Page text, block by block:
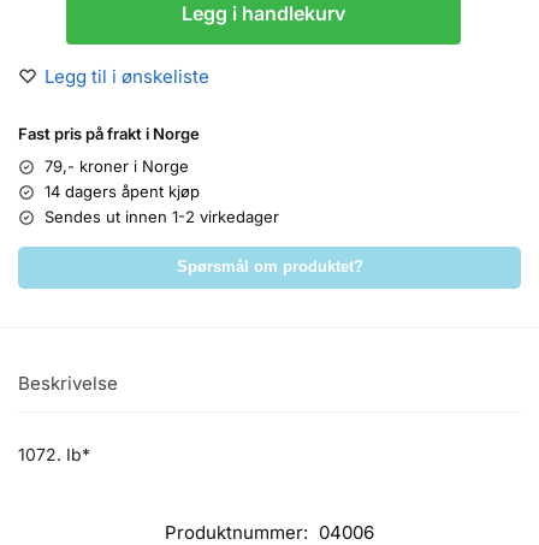
Legg i handlekurv
Legg til i ønskeliste
Fast pris på frakt i Norge
79,- kroner i Norge
14 dagers åpent kjøp
Sendes ut innen 1-2 virkedager
Spørsmål om produktet?
Beskrivelse
1072. Ib*
Produktnummer: 04006